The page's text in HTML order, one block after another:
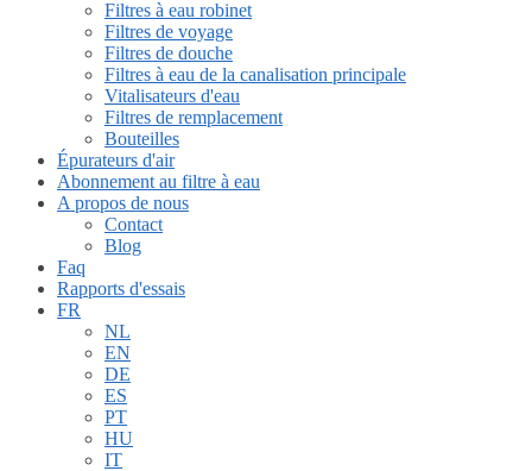
Filtres à eau robinet
Filtres de voyage
Filtres de douche
Filtres à eau de la canalisation principale
Vitalisateurs d'eau
Filtres de remplacement
Bouteilles
Épurateurs d'air
Abonnement au filtre à eau
A propos de nous
Contact
Blog
Faq
Rapports d'essais
FR
NL
EN
DE
ES
PT
HU
IT